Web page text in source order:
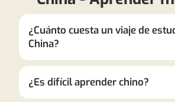
¿Cuánto cuesta un viaje de
China?
¿Es difícil aprender chino?